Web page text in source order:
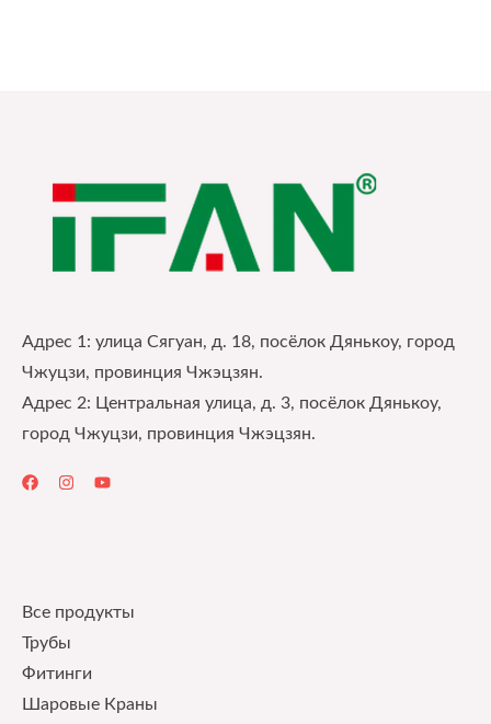
Адрес 1: улица Сягуан, д. 18, посёлок Дянькоу, город
Чжуцзи, провинция Чжэцзян.
Адрес 2: Центральная улица, д. 3, посёлок Дянькоу,
город Чжуцзи, провинция Чжэцзян.
Все продукты
Трубы
Фитинги
Шаровые Краны